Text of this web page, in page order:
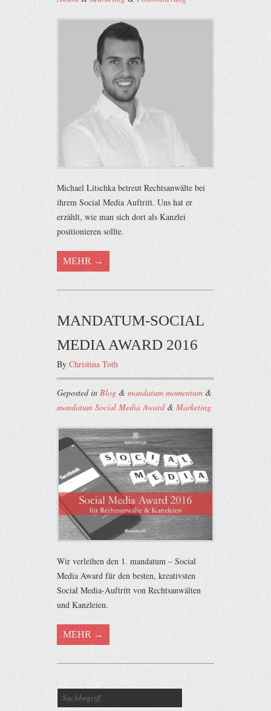
Michael Litschka betreut Rechtsanwälte bei
ihrem Social Media Auftritt. Uns hat er
erzählt, wie man sich dort als Kanzlei
positionieren sollte.
MEHR →
MANDATUM-SOCIAL
MEDIA AWARD 2016
By Christina Toth
Geposted in Blog & mandatum momentum &
mandatum Social Media Award& Marketing
Wir verleihen den 1. mandatum – Social
Media Award für den besten, kreativsten
Social Media-Auftritt von Rechtsanwälten
und Kanzleien.
MEHR →